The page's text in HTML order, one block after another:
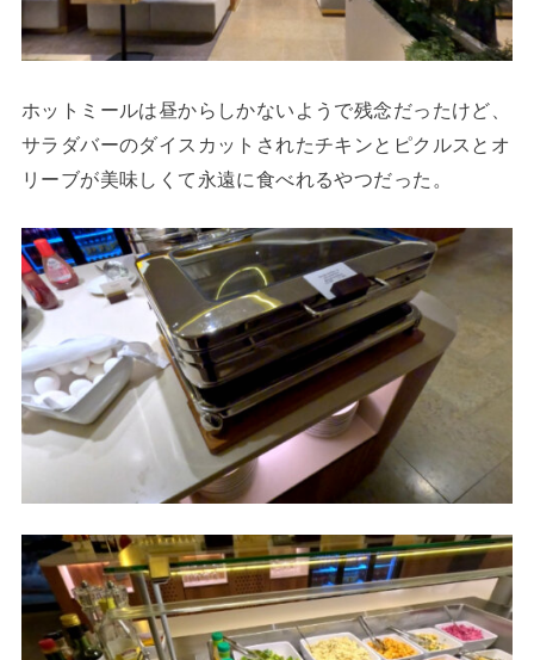
ホットミールは昼からしかないようで残念だったけど、
サラダバーのダイスカットされたチキンとピクルスとオ
リーブが美味しくて永遠に食べれるやつだった。